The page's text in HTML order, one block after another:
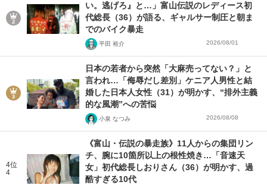
い。逃げろ』と…」富山伝説のレディース初
代総長（36）が語る、ギャルサー制圧と朝ま
でのバイク暴走
平田 裕介 2026/08/01
日本の若者から突然「大麻売ってない？」と
言われ…「侮辱だし差別」ケニア人男性と結
婚した日本人女性（31）が明かす、“排外主義
的な風潮”への苦悩
小泉 なつみ 2026/08/08
4位
4
《富山・伝説の暴走族》11人からの集団リン
チ、腕に10箇所以上の根性焼き…「音速天
女」初代総長しおりさん（36）が明かす、過
酷すぎる10代